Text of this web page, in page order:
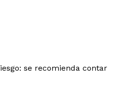
se recomienda contar